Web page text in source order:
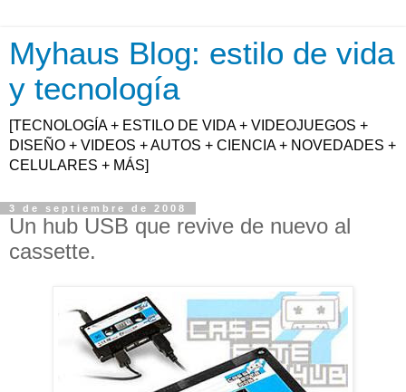
Myhaus Blog: estilo de vida
y tecnología
[TECNOLOGÍA + ESTILO DE VIDA + VIDEOJUEGOS +
DISEÑO + VIDEOS + AUTOS + CIENCIA + NOVEDADES +
CELULARES + MÁS]
3 de septiembre de 2008
Un hub USB que revive de nuevo al
cassette.